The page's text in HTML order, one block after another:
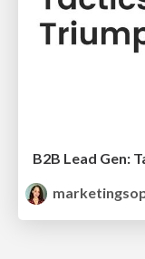
B2B Lead Gen: